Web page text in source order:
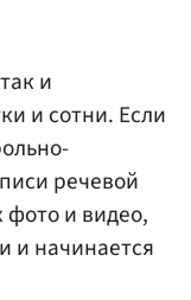
и
и сотни. Если
речевой
и видео,
и начинается